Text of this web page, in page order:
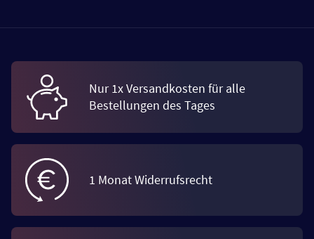
Nur 1x Versandkosten für alle
Bestellungen des Tages
1 Monat Widerrufsrecht